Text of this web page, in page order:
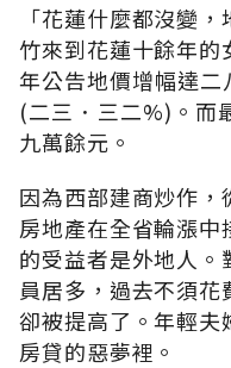
「花蓮什麼都沒變
竹來到花蓮十餘年的
年公告地價增幅達
(二三．三二%)。而
九萬餘元。
因為西部建商炒作
房地產在全省輪漲
的受益者是外地人
員居多，過去不須
卻被提高了。年輕夫
房貸的惡夢裡。